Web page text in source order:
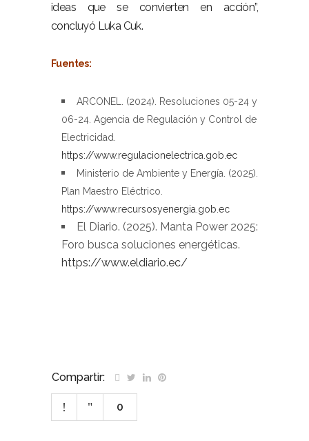
ideas que se convierten en acción”,
concluyó Luka Cuk.
Fuentes:
ARCONEL. (2024). Resoluciones 05-24 y
06-24. Agencia de Regulación y Control de
Electricidad.
https://www.regulacionelectrica.gob.ec
Ministerio de Ambiente y Energía. (2025).
Plan Maestro Eléctrico.
https://www.recursosyenergia.gob.ec
El Diario. (2025). Manta Power 2025:
Foro busca soluciones energéticas.
https://www.eldiario.ec/
Compartir:
0